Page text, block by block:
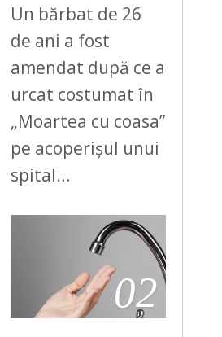
Un bărbat de 26
de ani a fost
amendat după ce a
urcat costumat în
„Moartea cu coasa”
pe acoperișul unui
spital…
02